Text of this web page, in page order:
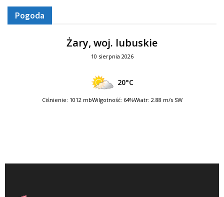
Pogoda
Żary, woj. lubuskie
10 sierpnia 2026
20°C
Ciśnienie: 1012 mbWilgotność: 64%Wiatr: 2.88 m/s SW